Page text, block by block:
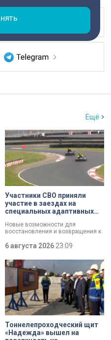
Ещё
Участники СВО приняли
участие в заездах на
специальных адаптивных
Новые возможности для
восстановления и возвращения к
фонда «СВОй дом» в Петербурге
встретились с участниками
специальной военной операции,
которые сейчас проходят курс
реабилитации. Главным событием
дня стали заезды на специальных
адаптивных карт-машинах, где
ветераны смогли лично
протестировать технику и
почувствовать скорость.
6 августа 2026 23:09
Тоннелепроходческий щит
«Надежда» вышел на